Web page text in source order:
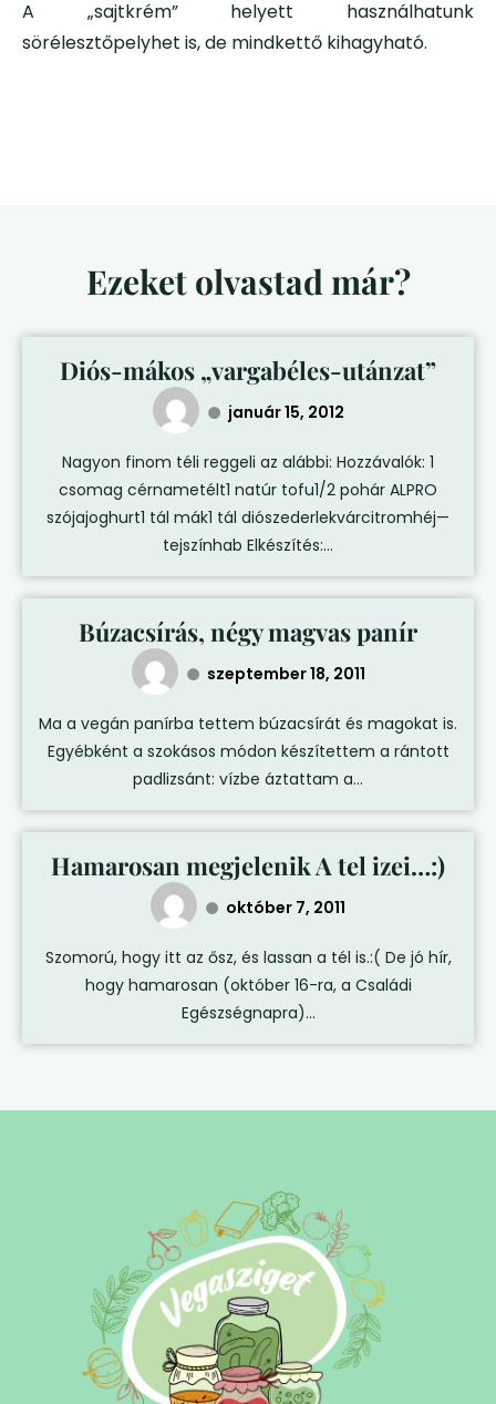
A „sajtkrém” helyett használhatunk
sörélesztőpelyhet is, de mindkettő kihagyható.
Ezeket olvastad már?
Diós-mákos „vargabéles-utánzat”
január 15, 2012
Nagyon finom téli reggeli az alábbi: Hozzávalók: 1
csomag cérnametélt1 natúr tofu1/2 pohár ALPRO
szójajoghurt1 tál mák1 tál diószederlekvárcitromhéj—
tejszínhab Elkészítés:...
Búzacsírás, négy magvas panír
szeptember 18, 2011
Ma a vegán panírba tettem búzacsírát és magokat is.
Egyébként a szokásos módon készítettem a rántott
padlizsánt: vízbe áztattam a...
Hamarosan megjelenik A tel izei…:)
október 7, 2011
Szomorú, hogy itt az ősz, és lassan a tél is.:( De jó hír,
hogy hamarosan (október 16-ra, a Családi
Egészségnapra)...